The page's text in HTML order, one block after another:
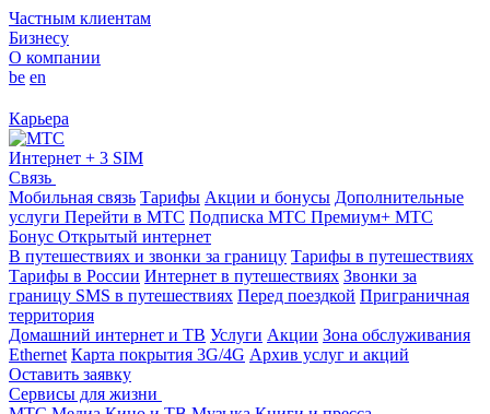
Частным клиентам
Бизнесу
О компании
be en
Карьера
Интернет + 3 SIM
Связь
Мобильная связь Тарифы Акции и бонусы Дополнительные
услуги Перейти в МТС Подписка МТС Премиум+ МТС
Бонус Открытый интернет
В путешествиях и звонки за границу Тарифы в путешествиях
Тарифы в России Интернет в путешествиях Звонки за
границу SMS в путешествиях Перед поездкой Приграничная
территория
Домашний интернет и ТВ Услуги Акции Зона обслуживания
Ethernet Карта покрытия 3G/4G Архив услуг и акций
Оставить заявку
Сервисы для жизни